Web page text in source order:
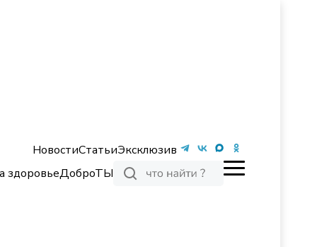
НовостиСтатьиЭксклюзив
здоровьеДоброТЫ